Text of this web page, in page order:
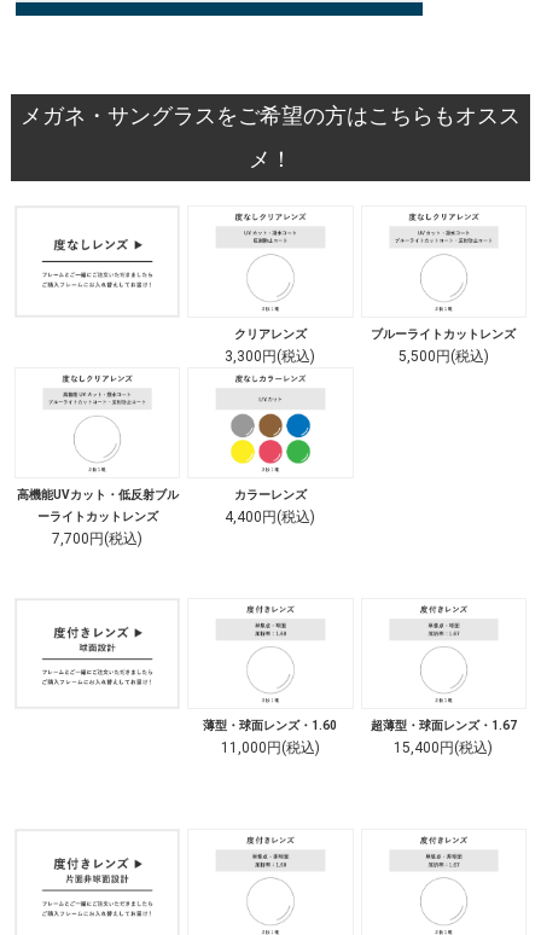
メガネ・サングラスをご希望の方はこちらもオスス
メ！
クリアレンズ
3,300円(税込)
ブルーライトカットレンズ
5,500円(税込)
高機能UVカット・低反射ブル
ーライトカットレンズ
7,700円(税込)
カラーレンズ
4,400円(税込)
薄型・球面レンズ・1.60
11,000円(税込)
超薄型・球面レンズ・1.67
15,400円(税込)